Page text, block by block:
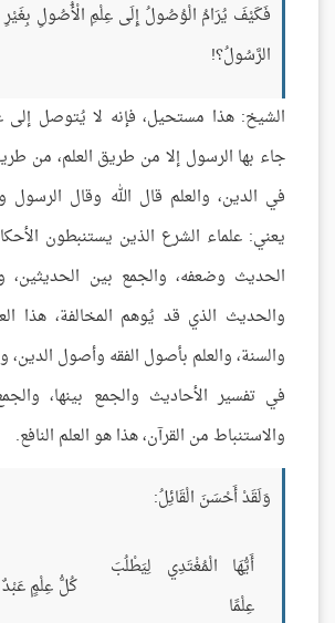
فَكَيْفَ يُرَامُ الْوُصُولُ إِلَى عِلْمِ الْأُصُولِ بِغَيْرِ
الرَّسُولُ؟!
الشيخ: هذا مستحيل، فإنه لا يُتوصل إلى
جاء بها الرسول إلا من طريق العلم، من
في الدين، والعلم قال الله وقال الرسول
يعني: علماء الشرع الذين يستنبطون
الحديث وضعفه، والجمع بين الحديثين،
والحديث الذي قد يُوهم المخالفة، هذا
والسنة، والعلم بأصول الفقه وأصول الدين،
في تفسير الأحاديث والجمع بينها،
والاستنباط من القرآن، هذا هو العلم النافع.
وَلَقَدْ أَحْسَنَ الْقَائِلُ:
أَيُّهَا الْمُغْتَدِي لِيَطْلُبَ
عِلْمًا
كُلُّ عِلْمٍ